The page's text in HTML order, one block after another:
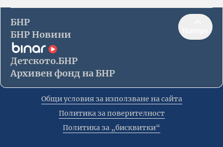
БНР
БНР Новини
Детското.БНР
Архивен фонд на БНР
Общи условия за използване на сайта
Политика за поверителност
Политика за „бисквитки“